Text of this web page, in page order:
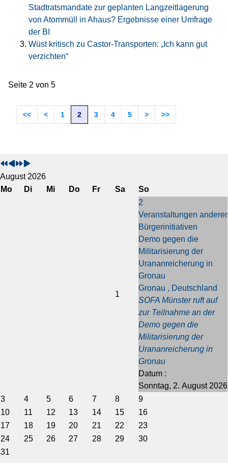
Stadtratsmandate zur geplanten Langzeitlagerung
von Atommüll in Ahaus? Ergebnisse einer Umfrage
der BI
Wüst kritisch zu Castor-Transporten: „Ich kann gut
verzichten“
Seite 2 von 5
1 2 3 4 5
o
r
o
h
ä ä
August 2026
Mo
Di Mi Do Fr Sa So
1
2
Veranstaltungen anderer
Bürgerinitiativen
Demo gegen die
Militarisierung der
Urananreicherung in
Gronau
Gronau , Deutschland
SOFA Münster ruft auf
zur Teilnahme an der
Demo gegen die
Militarisierung der
Urananreicherung in
Gronau
Datum :
Sonntag, 2. August 2026
3
4 5 6 7 8
9
10
11 12 13 14 15
16
17
18 19 20 21 22
23
24
25 26 27 28 29
30
31